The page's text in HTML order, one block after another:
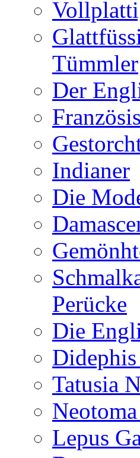
Tümmler
Der
Indianer
Die
Perücke
Die
Tatusia
Lepus